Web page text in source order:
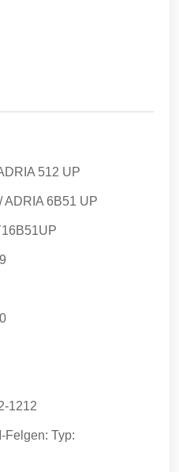
512 UP
ADRIA 6B51 UP
1212
Felgen: Typ: